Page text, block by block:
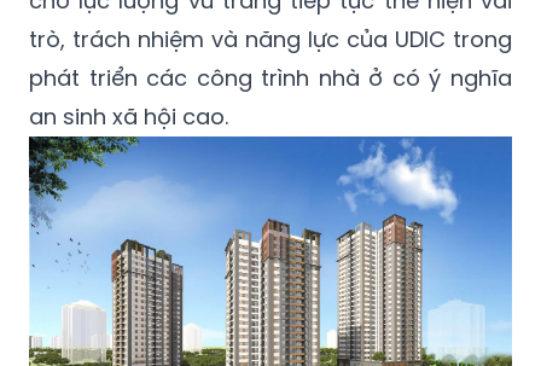
trò, trách nhiệm và năng lực của UDIC trong
phát triển các công trình nhà ở có ý nghĩa
an sinh xã hội cao.